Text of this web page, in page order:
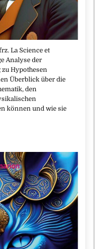
La Science et
Analyse der
Hypothesen
Überblick über die
den
können und wie sie